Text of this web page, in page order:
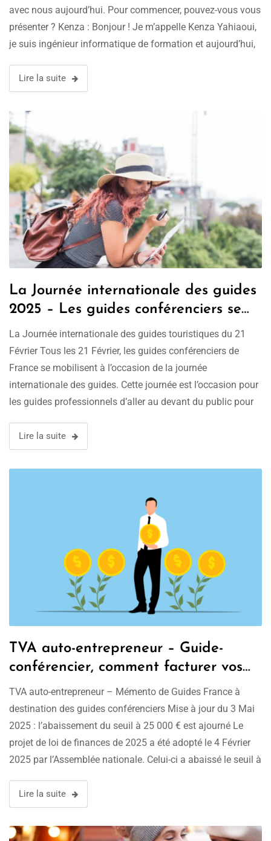
avec nous aujourd’hui. Pour commencer, pouvez-vous vous
présenter ? Kenza : Bonjour ! Je m’appelle Kenza Yahiaoui,
je suis ingénieur informatique de formation et aujourd’hui,
Mon objectif est …
Lire la suite
La Journée internationale des guides
2025 – Les guides conférenciers se
mobilisent dans toute la France
La Journée internationale des guides touristiques du 21
Février Tous les 21 Février, les guides conférenciers de
France se mobilisent à l’occasion de la journée
internationale des guides. Cette journée est l’occasion pour
les guides professionnels d’aller au devant du public pour
Journée internationale …
Lire la suite
TVA auto-entrepreneur – Guide-
conférencier, comment facturer vos
clients ? 🤔​
TVA auto-entrepreneur – Mémento de Guides France à
destination des guides conférenciers Mise à jour du 3 Mai
2025 : l’abaissement du seuil à 25 000 € est ajourné Le
projet de loi de finances de 2025 a été adopté le 4 Février
2025 par l’Assemblée nationale. Celui-ci a abaissé le seuil à
Lire la suite